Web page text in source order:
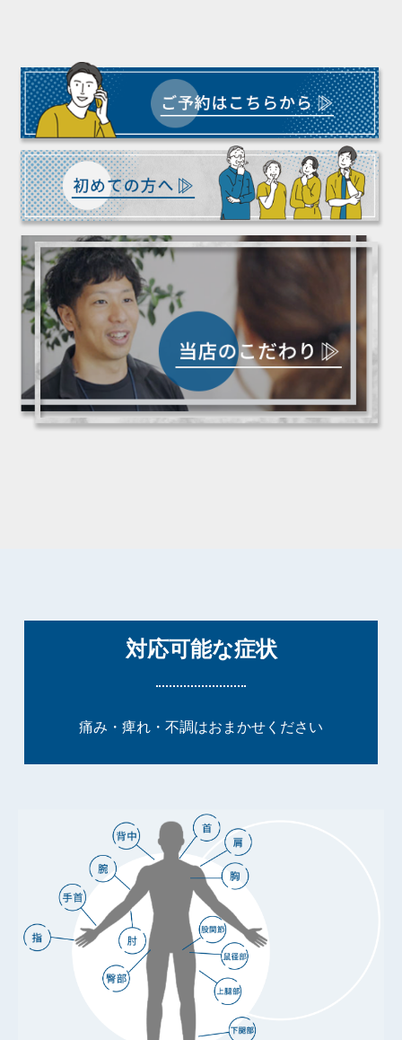
対応可能な症状
痛み・痺れ・不調はおまかせください